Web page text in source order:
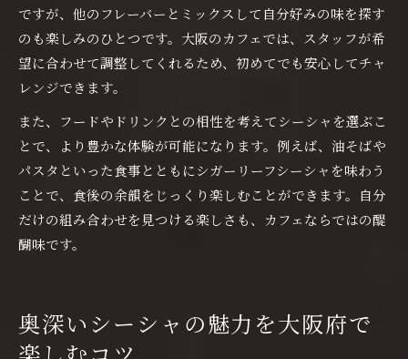
ですが、他のフレーバーとミックスして自分好みの味を探す
のも楽しみのひとつです。大阪のカフェでは、スタッフが希
望に合わせて調整してくれるため、初めてでも安心してチャ
レンジできます。
また、フードやドリンクとの相性を考えてシーシャを選ぶこ
とで、より豊かな体験が可能になります。例えば、油そばや
パスタといった食事とともにシガーリーフシーシャを味わう
ことで、食後の余韻をじっくり楽しむことができます。自分
だけの組み合わせを見つける楽しさも、カフェならではの醍
醐味です。
奥深いシーシャの魅力を大阪府で